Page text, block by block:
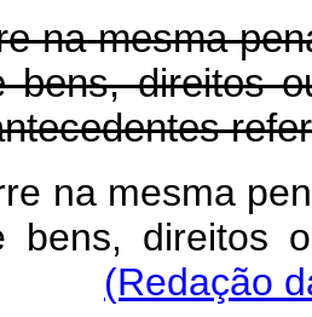
na mesma
bens, direitos
na mesma
bens, direitos
(Redação